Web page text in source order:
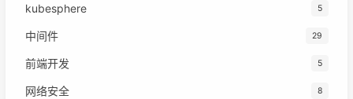
kubesphere 5
中间件 29
前端开发 5
网络安全 8